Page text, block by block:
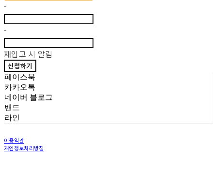
-
-
재입고 시 알림
신청하기
페이스북
카카오톡
네이버 블로그
밴드
라인
이용약관
개인정보처리방침